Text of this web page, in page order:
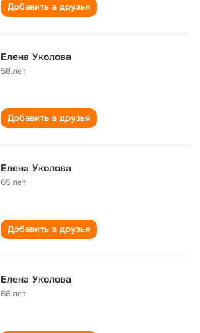
Добавить в друзья
Елена Уколова
58 лет
Добавить в друзья
Елена Уколова
65 лет
Добавить в друзья
Елена Уколова
66 лет